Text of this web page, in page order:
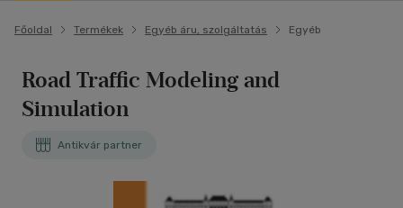
Főoldal Termékek Egyéb áru, szolgáltatás Egyéb
Road Traffic Modeling and
Simulation
Antikvár partner